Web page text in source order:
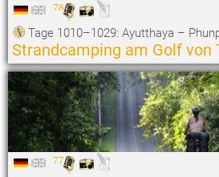
78
Tage 1010–1029: Ayutthaya –
Strandcamping am Golf von
77